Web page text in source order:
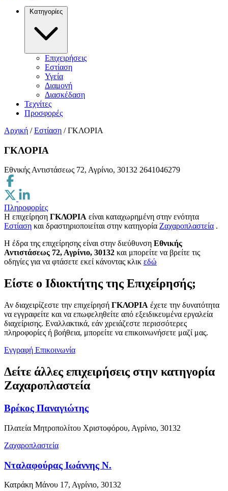
Κατηγορίες
Επιχειρήσεις
Εστίαση
Υγεία
Διαμονή
Διασκέδαση
Τεχνίτες
Προσφορές
Αρχική / Εστίαση / ΓΚΛΟΡΙΑ
ΓΚΛΟΡΙΑ
Εθνικής Αντιστάσεως 72, Αγρίνιο, 30132 2641046279
Πληροφορίες
Η επιχείρηση ΓΚΛΟΡΙΑ είναι καταχωρημένη στην ενότητα
Εστίαση και δραστηριοποιείται στην κατηγορία Ζαχαροπλαστεία .
H έδρα της επιχείρησης είναι στην διεύθυνση Εθνικής
Αντιστάσεως 72, Αγρίνιο, 30132 και μπορείτε να βρείτε τις
οδηγίες για να φτάσετε εκεί κάνοντας κλικ εδώ
Είστε ο Ιδιοκτήτης της Επιχείρησής;
Αν διαχειρίζεστε την επιχείρησή ΓΚΛΟΡΙΑ έχετε την δυνατότητα
να εγγραφείτε και να επωφεληθείτε από εξειδικευμένα εργαλεία
διαχείρισης. Εναλλακτικά, εάν χρειάζεστε περισσότερες
πληροφορίες ή βοήθεια, μπορείτε να επικοινωνήσετε μαζί μας.
Εγγραφή Επικοινωνία
Δείτε άλλες επιχειρήσεις στην κατηγορία
Ζαχαροπλαστεία
Βρέκος Παναγιώτης
Πλατεία Μητροπολίτου Χριστοφόρου, Αγρίνιο, 30132
Ζαχαροπλαστεία
Νταλαφούρας Ιωάννης Ν.
Κατράκη Μάνου 17, Αγρίνιο, 30132